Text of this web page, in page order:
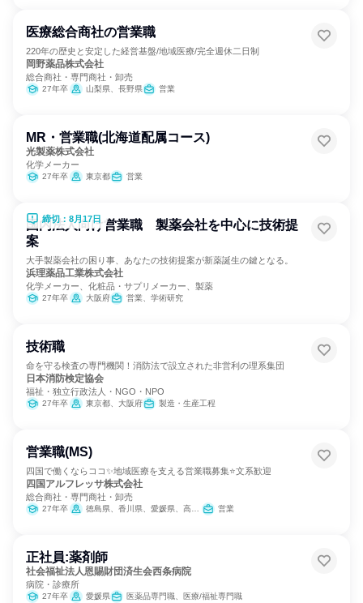
医療総合商社の営業職
220年の歴史と安定した経営基盤/地域医療/完全週休二日制
岡野薬品株式会社
総合商社・専門商社・卸売
27年卒 山梨県、長野県 営業
MR・営業職(北海道配属コース)
光製薬株式会社
化学メーカー
27年卒 東京都 営業
締切：8月17日
国内法人向け営業職 製薬会社を中心に技術提
案
大手製薬会社の困り事、あなたの技術提案が新薬誕生の鍵となる。
浜理薬品工業株式会社
化学メーカー、化粧品・サプリメーカー、製薬
27年卒 大阪府 営業、学術研究
技術職
命を守る検査の専門機関！消防法で設立された非営利の理系集団
日本消防検定協会
福祉・独立行政法人・NGO・NPO
27年卒 東京都、大阪府 製造・生産工程
営業職(MS)
四国で働くならココ✨地域医療を支える営業職募集⭐文系歓迎
四国アルフレッサ株式会社
総合商社・専門商社・卸売
27年卒 徳島県、香川県、愛媛県、高知県 営業
正社員:薬剤師
社会福祉法人恩賜財団済生会西条病院
病院・診療所
27年卒 愛媛県 医薬品専門職、医療/福祉専門職